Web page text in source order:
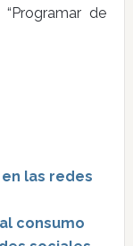
de
las redes
consumo